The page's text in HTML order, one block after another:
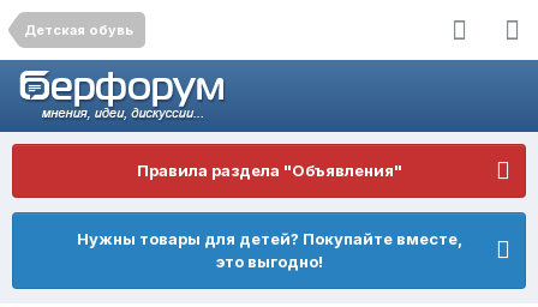
Детская обувь
Правила раздела "Объявления"
Нужны товары для детей? Покупайте вместе,
это выгодно!